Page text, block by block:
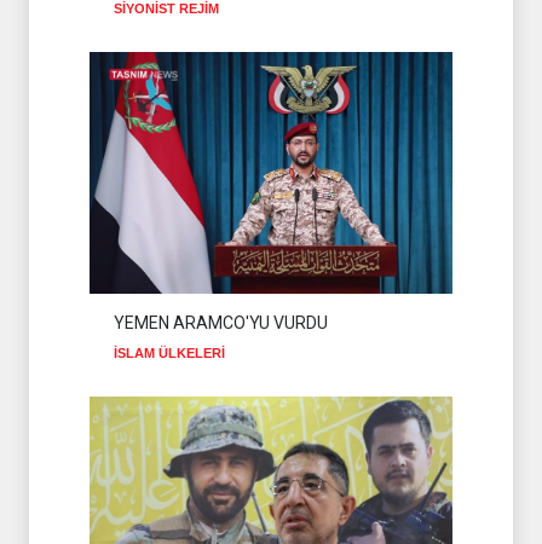
SAVAŞTAN ZAFERLE ÇIKTI
İSLAM ÜLKELERİ
07 Ağustos 2026
SİYONİST REJİM
YEMEN ARAMCO'YU VURDU
İSLAM ÜLKELERİ